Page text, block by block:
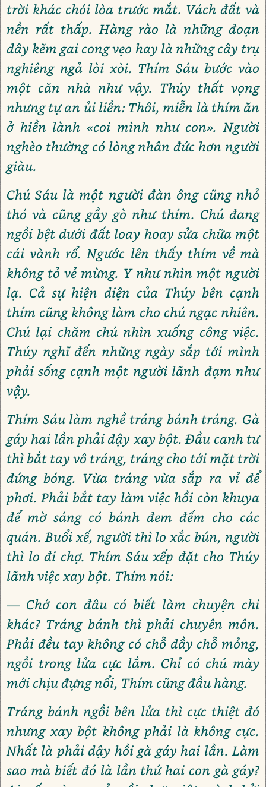
trời khác chói lòa trước mắt. Vách đất và
nền rất thấp. Hàng rào là những đoạn
dây kẽm gai cong vẹo hay là những cây trụ
nghiêng ngả lòi xòi. Thím Sáu bước vào
một căn nhà như vậy. Thúy thất vọng
nhưng tự an ủi liền: Thôi, miễn là thím ăn
ở hiền lành «coi mình như con». Người
nghèo thường có lòng nhân đức hơn người
giàu.
Chú Sáu là một người đàn ông cũng nhỏ
thó và cũng gầy gò như thím. Chú đang
ngồi bệt dưới đất loay hoay sửa chữa một
cái vành rổ. Ngước lên thấy thím về mà
không tỏ vẻ mừng. Y như nhìn một người
lạ. Cả sự hiện diện của Thúy bên cạnh
thím cũng không làm cho chú ngạc nhiên.
Chú lại chăm chú nhìn xuống công việc.
Thúy nghĩ đến những ngày sắp tới mình
phải sống cạnh một người lãnh đạm như
vậy.
Thím Sáu làm nghề tráng bánh tráng. Gà
gáy hai lần phải dậy xay bột. Đầu canh tư
thì bắt tay vô tráng, tráng cho tới mặt trời
đứng bóng. Vừa tráng vừa sắp ra vỉ để
phơi. Phải bắt tay làm việc hồi còn khuya
để mờ sáng có bánh đem đếm cho các
quán. Buổi xế, người thì lo xắc bún, người
thì lo đi chợ. Thím Sáu xếp đặt cho Thúy
lãnh việc xay bột. Thím nói:
— Chớ con đâu có biết làm chuyện chi
khác? Tráng bánh thì phải chuyên môn.
Phải đều tay không có chỗ dầy chỗ mỏng,
ngồi trong lửa cực lắm. Chỉ có chú mày
mới chịu đựng nổi, Thím cũng đầu hàng.
Tráng bánh ngồi bên lửa thì cực thiệt đó
nhưng xay bột không phải là không cực.
Nhất là phải dậy hồi gà gáy hai lần. Làm
sao mà biết đó là lần thứ hai con gà gáy?